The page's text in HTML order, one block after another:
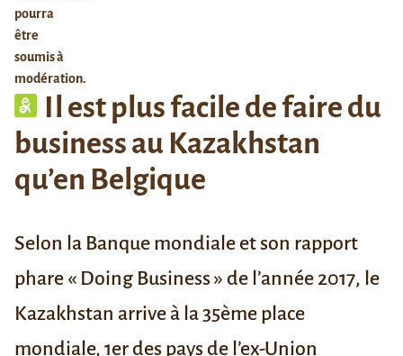
Il est plus facile de faire du
business au Kazakhstan
qu’en Belgique
Selon la Banque mondiale et son rapport
phare « Doing Business » de l’année 2017, le
Kazakhstan arrive à la35ème place
mondiale, 1er des pays de l’ex-Union
pourra
être
soumis à
modération.